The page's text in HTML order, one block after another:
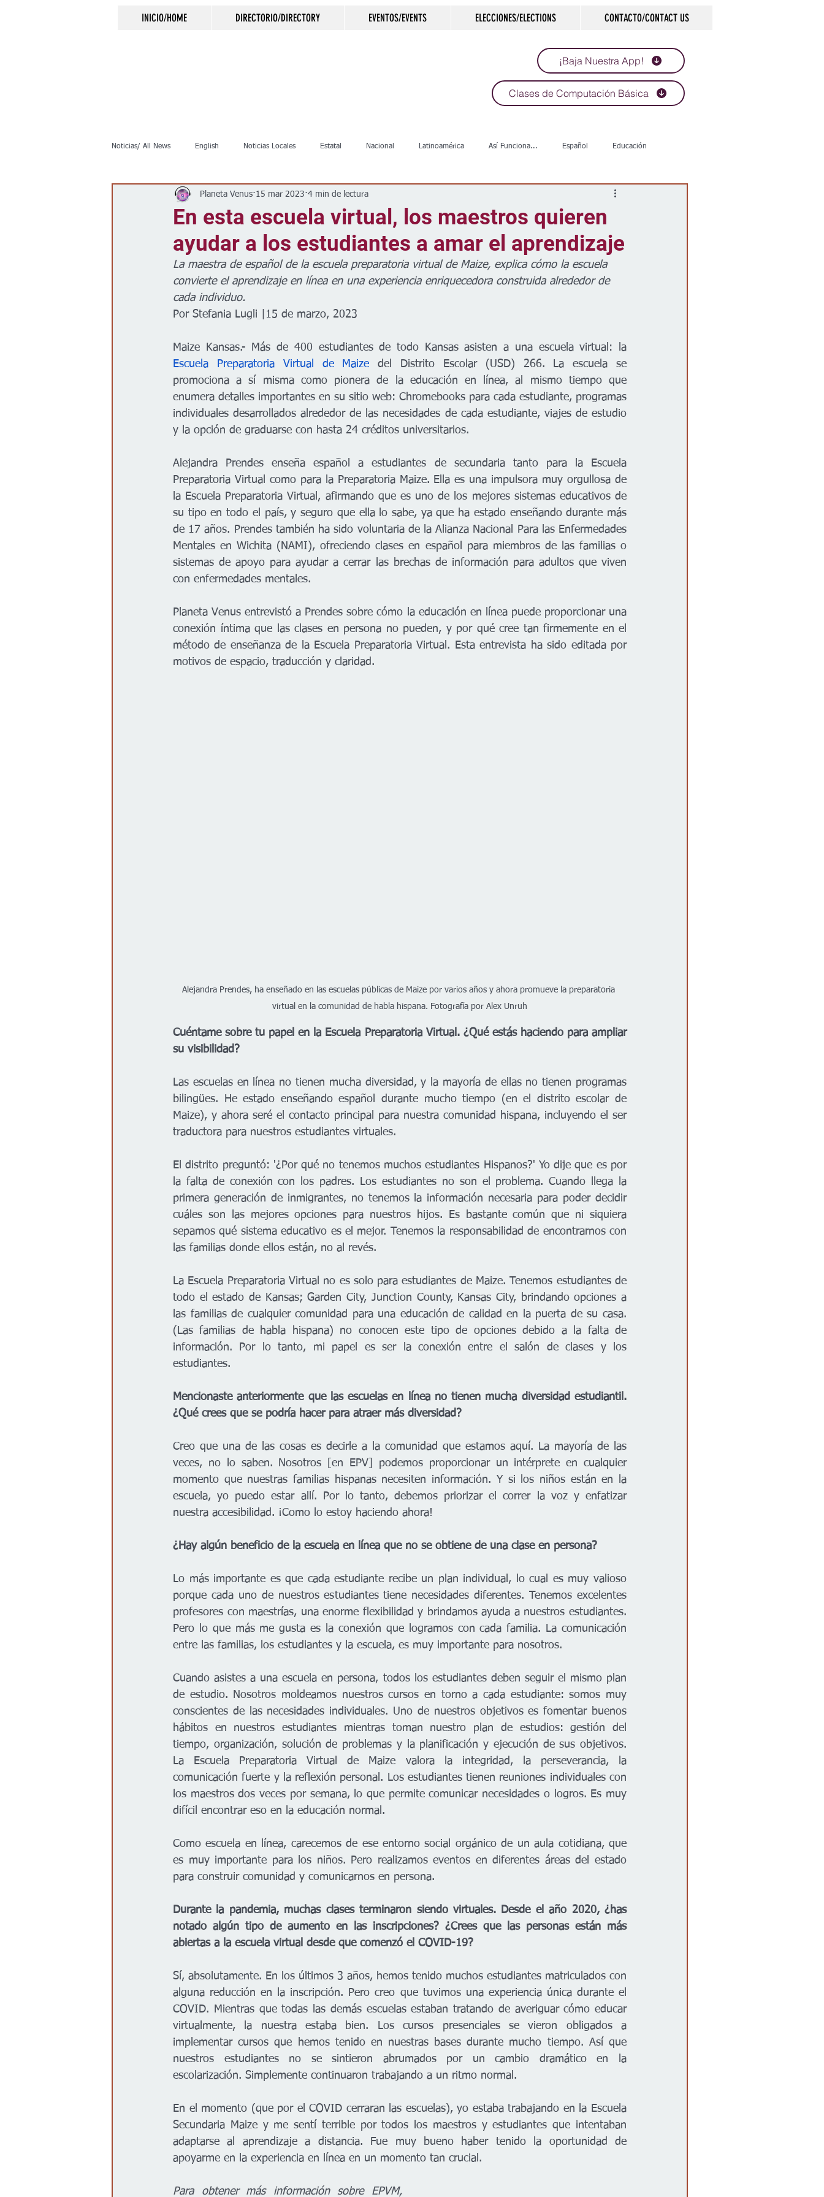
INICIO/HOME DIRECTORIO/DIRECTORY EVENTOS/EVENTS ELECCIONES/ELECTIONS CONTACTO/CONTACT US
¡Baja Nuestra App!
Clases de Computación Básica
Noticias/ All News English Noticias Locales Estatal Nacional Latinoamérica Así Funciona... Español Educación
Inmigración Crimen Negocios Salud Arte & Cultura
Clima Vivienda Escuelas Calles Desamparados Carreteras Comunidad Historias que inspiran
Espectáculos
En esta escuela virtual, los maestros quieren
ayudar a los estudiantes a amar el aprendizaje
Planeta Venus 15 mar 2023 4 min de lectura
La maestra de español de la escuela preparatoria virtual de Maize, explica cómo la escuela
convierte el aprendizaje en línea en una experiencia enriquecedora construida alrededor de
cada individuo.
Por Stefania Lugli |15 de marzo, 2023
Escuela Preparatoria Virtual de
Maize del Distrito Escolar (USD) 266. La escuela se
promociona a sí misma como pionera de la educación en línea, al mismo tiempo que
enumera detalles importantes en su sitio web: Chromebooks para cada estudiante, programas
individuales desarrollados alrededor de las necesidades de cada estudiante, viajes de estudio
y la opción de graduarse con hasta 24 créditos universitarios.
Alejandra Prendes enseña español a estudiantes de secundaria tanto para la Escuela
Preparatoria Virtual como para la Preparatoria Maize. Ella es una impulsora muy orgullosa de
la Escuela Preparatoria Virtual, afirmando que es uno de los mejores sistemas educativos de
su tipo en todo el país, y seguro que ella lo sabe, ya que ha estado enseñando durante más
de 17 años. Prendes también ha sido voluntaria de la Alianza Nacional Para las Enfermedades
Mentales en Wichita (NAMI), ofreciendo clases en español para miembros de las familias o
sistemas de apoyo para ayudar a cerrar las brechas de información para adultos que viven
con enfermedades mentales.
Planeta Venus entrevistó a Prendes sobre cómo la educación en línea puede proporcionar una
conexión íntima que las clases en persona no pueden, y por qué cree tan firmemente en el
método de enseñanza de la Escuela Preparatoria Virtual. Esta entrevista ha sido editada por
motivos de espacio, traducción y claridad.
Alejandra Prendes, ha enseñado en las escuelas públicas de Maize por varios años y ahora promueve la preparatoria
virtual en la comunidad de habla hispana. Fotografía por Alex Unruh
Cuéntame sobre tu papel en la Escuela Preparatoria Virtual. ¿Qué estás haciendo para ampliar
su visibilidad?
Las escuelas en línea no tienen mucha diversidad, y la mayoría de ellas no tienen programas
bilingües. He estado enseñando español durante mucho tiempo (en el distrito escolar de
Maize), y ahora seré el contacto principal para nuestra comunidad hispana, incluyendo el ser
traductora para nuestros estudiantes virtuales.
El distrito preguntó: '¿Por qué no tenemos muchos estudiantes Hispanos?' Yo dije que es por
la falta de conexión con los padres. Los estudiantes no son el problema. Cuando llega la
primera generación de inmigrantes, no tenemos la información necesaria para poder decidir
cuáles son las mejores opciones para nuestros hijos. Es bastante común que ni siquiera
sepamos qué sistema educativo es el mejor. Tenemos la responsabilidad de encontrarnos con
las familias donde ellos están, no al revés.
La Escuela Preparatoria Virtual no es solo para estudiantes de Maize. Tenemos estudiantes de
todo el estado de Kansas; Garden City, Junction County, Kansas City, brindando opciones a
las familias de cualquier comunidad para una educación de calidad en la puerta de su casa.
(Las familias de habla hispana) no conocen este tipo de opciones debido a la falta de
información. Por lo tanto, mi papel es ser la conexión entre el salón de clases y los
estudiantes.
Mencionaste anteriormente que las escuelas en línea no tienen mucha diversidad estudiantil.
¿Qué crees que se podría hacer para atraer más diversidad?
Creo que una de las cosas es decirle a la comunidad que estamos aquí. La mayoría de las
veces, no lo saben. Nosotros [en EPV] podemos proporcionar un intérprete en cualquier
momento que nuestras familias hispanas necesiten información. Y si los niños están en la
escuela, yo puedo estar allí. Por lo tanto, debemos priorizar el correr la voz y enfatizar
nuestra accesibilidad. ¡Como lo estoy haciendo ahora!
¿Hay algún beneficio de la escuela en línea que no se obtiene de una clase en persona?
Lo más importante es que cada estudiante recibe un plan individual, lo cual es muy valioso
porque cada uno de nuestros estudiantes tiene necesidades diferentes. Tenemos excelentes
profesores con maestrías, una enorme flexibilidad y brindamos ayuda a nuestros estudiantes.
Pero lo que más me gusta es la conexión que logramos con cada familia. La comunicación
entre las familias, los estudiantes y la escuela, es muy importante para nosotros.
Cuando asistes a una escuela en persona, todos los estudiantes deben seguir el mismo plan
de estudio. Nosotros moldeamos nuestros cursos en torno a cada estudiante: somos muy
conscientes de las necesidades individuales. Uno de nuestros objetivos es fomentar buenos
hábitos en nuestros estudiantes mientras toman nuestro plan de estudios: gestión del
tiempo, organización, solución de problemas y la planificación y ejecución de sus objetivos.
La Escuela Preparatoria Virtual de Maize valora la integridad, la perseverancia, la
comunicación fuerte y la reflexión personal. Los estudiantes tienen reuniones individuales con
los maestros dos veces por semana, lo que permite comunicar necesidades o logros. Es muy
difícil encontrar eso en la educación normal.
Como escuela en línea, carecemos de ese entorno social orgánico de un aula cotidiana, que
es muy importante para los niños. Pero realizamos eventos en diferentes áreas del estado
para construir comunidad y comunicarnos en persona.
Durante la pandemia, muchas clases terminaron siendo virtuales. Desde el año 2020, ¿has
notado algún tipo de aumento en las inscripciones? ¿Crees que las personas están más
abiertas a la escuela virtual desde que comenzó el COVID-19?
Sí, absolutamente. En los últimos 3 años, hemos tenido muchos estudiantes matriculados con
alguna reducción en la inscripción. Pero creo que tuvimos una experiencia única durante el
COVID. Mientras que todas las demás escuelas estaban tratando de averiguar cómo educar
virtualmente, la nuestra estaba bien. Los cursos presenciales se vieron obligados a
implementar cursos que hemos tenido en nuestras bases durante mucho tiempo. Así que
nuestros estudiantes no se sintieron abrumados por un cambio dramático en la
escolarización. Simplemente continuaron trabajando a un ritmo normal.
En el momento (que por el COVID cerraran las escuelas), yo estaba trabajando en la Escuela
Secundaria Maize y me sentí terrible por todos los maestros y estudiantes que intentaban
adaptarse al aprendizaje a distancia. Fue muy bueno haber tenido la oportunidad de
apoyarme en la experiencia en línea en un momento tan crucial.
Para obtener más información sobre EPVM,